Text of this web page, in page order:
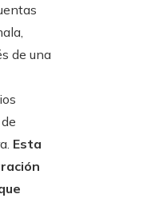
de una
Esta